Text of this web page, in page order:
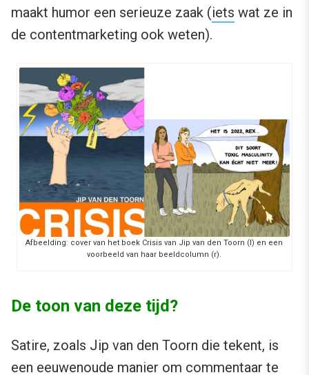
maakt humor een serieuze zaak (iets wat ze in
de contentmarketing ook weten).
Afbeelding: cover van het boek Crisis van Jip van den Toorn (l) en een
voorbeeld van haar beeldcolumn (r).
De toon van deze tijd?
Satire, zoals Jip van den Toorn die tekent, is
een eeuwenoude manier om commentaar te